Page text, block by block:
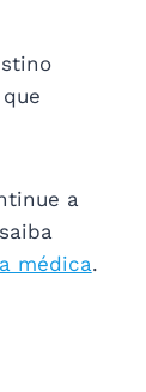
a
médica.